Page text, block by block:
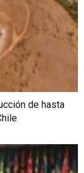
de hasta